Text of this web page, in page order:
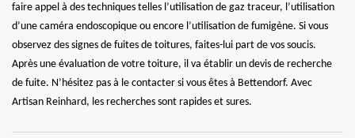
faire appel à des techniques telles l’utilisation de gaz traceur, l’utilisation
d’une caméra endoscopique ou encore l’utilisation de fumigène. Si vous
observez des signes de fuites de toitures, faites-lui part de vos soucis.
Après une évaluation de votre toiture, il va établir un devis de recherche
de fuite. N’hésitez pas à le contacter si vous êtes à Bettendorf. Avec
Artisan Reinhard, les recherches sont rapides et sures.